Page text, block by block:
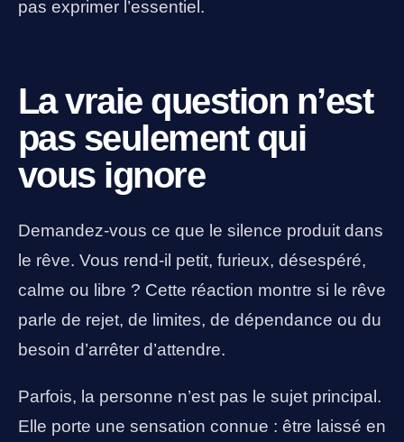
pas exprimer l’essentiel.
La vraie question n’est
pas seulement qui
vous ignore
Demandez-vous ce que le silence produit dans
le rêve. Vous rend-il petit, furieux, désespéré,
calme ou libre ? Cette réaction montre si le rêve
parle de rejet, de limites, de dépendance ou du
besoin d’arrêter d’attendre.
Parfois, la personne n’est pas le sujet principal.
Elle porte une sensation connue : être laissé en